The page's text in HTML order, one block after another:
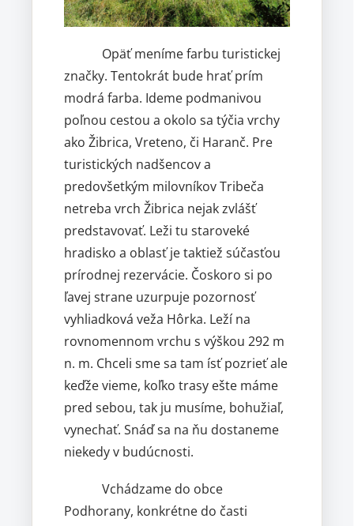
Opäť meníme farbu turistickej
značky. Tentokrát bude hrať prím
modrá farba. Ideme podmanivou
poľnou cestou a okolo sa týčia vrchy
ako Žibrica, Vreteno, či Haranč. Pre
turistických nadšencov a
predovšetkým milovníkov Tribeča
netreba vrch Žibrica nejak zvlášť
predstavovať. Leži tu staroveké
hradisko a oblasť je taktiež súčasťou
prírodnej rezervácie. Čoskoro si po
ľavej strane uzurpuje pozornosť
vyhliadková veža Hôrka. Leží na
rovnomennom vrchu s výškou 292 m
n. m. Chceli sme sa tam ísť pozrieť ale
keďže vieme, koľko trasy ešte máme
pred sebou, tak ju musíme, bohužiaľ,
vynechať. Snáď sa na ňu dostaneme
niekedy v budúcnosti.
Vchádzame do obce
Podhorany, konkrétne do časti